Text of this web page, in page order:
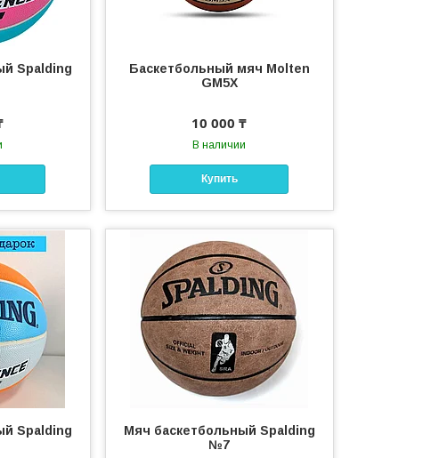
Spalding
Баскетбольный мяч Molten
GM5X
10 000 ₸
В наличии
Купить
Spalding
Мяч баскетбольный Spalding
№7